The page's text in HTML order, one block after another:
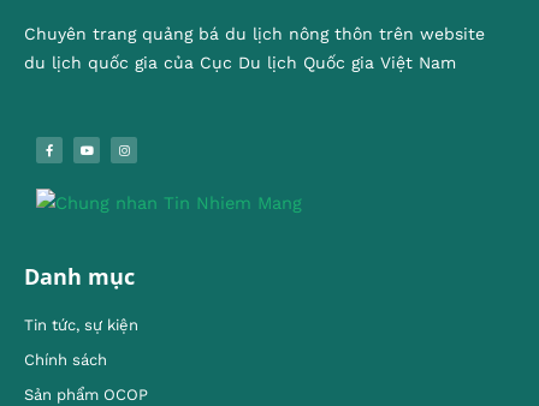
Chuyên trang quảng bá du lịch nông thôn trên website
du lịch quốc gia của Cục Du lịch Quốc gia Việt Nam
Danh mục
Tin tức, sự kiện
Chính sách
Sản phẩm OCOP